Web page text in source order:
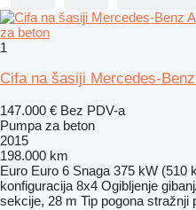
1
Cifa na šasiji Mercedes-
147.000 € Bez PDV-a
Pumpa za beton
2015
198.000 km
Euro Euro 6 Snaga 375 kW (510
konfiguracija 8x4 Ogibljenje
sekcije, 28 m Tip pogona stražnji